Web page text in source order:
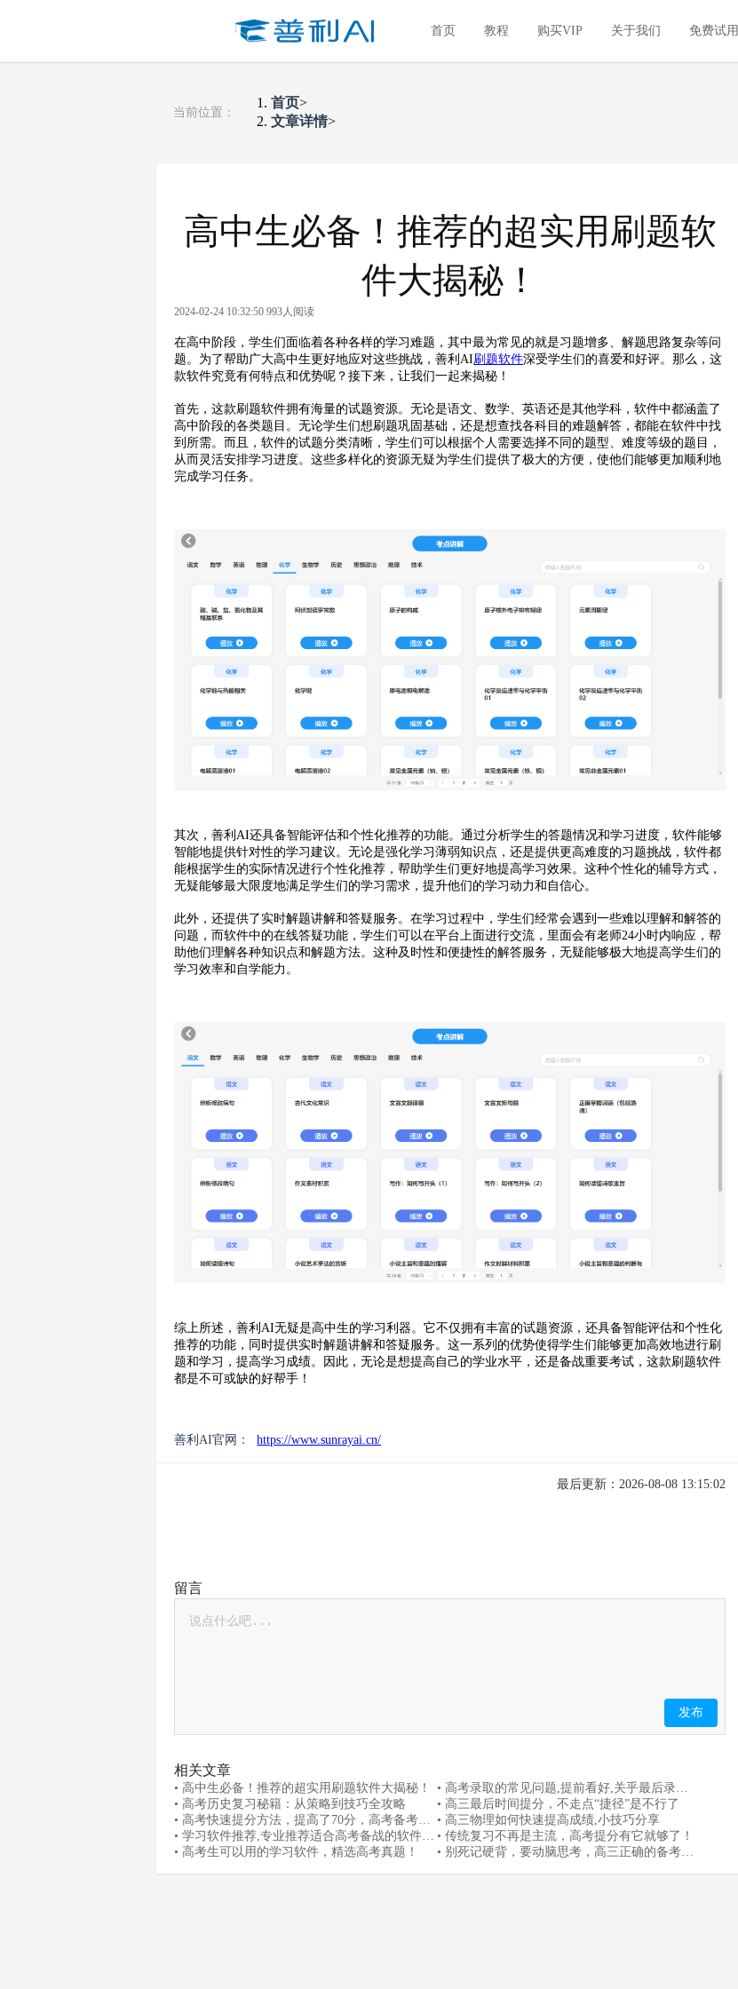
首页 教程 购买VIP 关于我们 免费试用
当前位置：
首页>
文章详情>
高中生必备！推荐的超实用刷题软
件大揭秘！
2024-02-24 10:32:50 993人阅读
在高中阶段，学生们面临着各种各样的学习难题，其中最为常见的就是习题增多、解题思路复杂等问
题。为了帮助广大高中生更好地应对这些挑战，善利AI刷题软件深受学生们的喜爱和好评。那么，这
款软件究竟有何特点和优势呢？接下来，让我们一起来揭秘！
首先，这款刷题软件拥有海量的试题资源。无论是语文、数学、英语还是其他学科，软件中都涵盖了
高中阶段的各类题目。无论学生们想刷题巩固基础，还是想查找各科目的难题解答，都能在软件中找
到所需。而且，软件的试题分类清晰，学生们可以根据个人需要选择不同的题型、难度等级的题目，
从而灵活安排学习进度。这些多样化的资源无疑为学生们提供了极大的方便，使他们能够更加顺利地
完成学习任务。
其次，善利AI还具备智能评估和个性化推荐的功能。通过分析学生的答题情况和学习进度，软件能够
智能地提供针对性的学习建议。无论是强化学习薄弱知识点，还是提供更高难度的习题挑战，软件都
能根据学生的实际情况进行个性化推荐，帮助学生们更好地提高学习效果。这种个性化的辅导方式，
无疑能够最大限度地满足学生们的学习需求，提升他们的学习动力和自信心。
此外，还提供了实时解题讲解和答疑服务。在学习过程中，学生们经常会遇到一些难以理解和解答的
问题，而软件中的在线答疑功能，学生们可以在平台上面进行交流，里面会有老师24小时内响应，帮
助他们理解各种知识点和解题方法。这种及时性和便捷性的解答服务，无疑能够极大地提高学生们的
学习效率和自学能力。
综上所述，善利AI无疑是高中生的学习利器。它不仅拥有丰富的试题资源，还具备智能评估和个性化
推荐的功能，同时提供实时解题讲解和答疑服务。这一系列的优势使得学生们能够更加高效地进行刷
题和学习，提高学习成绩。因此，无论是想提高自己的学业水平，还是备战重要考试，这款刷题软件
都是不可或缺的好帮手！
善利AI官网：https://www.sunrayai.cn/
最后更新：2026-08-08 13:15:02
留言
发布
相关文章
• 高中生必备！推荐的超实用刷题软件大揭秘！
• 高考录取的常见问题,提前看好,关乎最后录
取！
• 高考历史复习秘籍：从策略到技巧全攻略
• 高三最后时间提分，不走点“捷径”是不行了
• 高考快速提分方法，提高了70分，高考备考系
统告诉你怎么实现
• 高三物理如何快速提高成绩,小技巧分享
• 学习软件推荐,专业推荐适合高考备战的软件-
高考备考系统
• 传统复习不再是主流，高考提分有它就够了！
• 高考生可以用的学习软件，精选高考真题！
• 别死记硬背，要动脑思考，高三正确的备考方